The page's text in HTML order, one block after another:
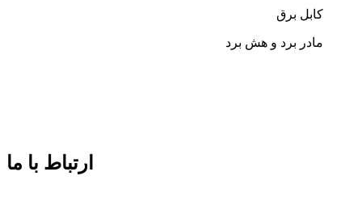
کابل برق
مادر برد و هش برد
ارتباط با ما